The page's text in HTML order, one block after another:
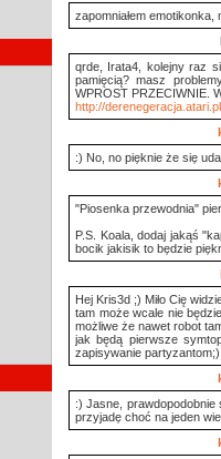
zapomniałem emotikonka,
qrde, Irata4, kolejny raz
pamięcią? masz
WPROST PRZECIWNIE.
http://
:) No, no pięknie że się
"Piosenka przewodnia"
P.S. Koala, dodaj jakąś
bocik jakisik to będzie
Hej Kris3d ;) Miło Cię
tam może wcale nie
możliwe że nawet robot
jak będą pierwsze
zapisywanie partyzantom;)
:) Jasne, prawdopodobnie
przyjadę choć na jeden